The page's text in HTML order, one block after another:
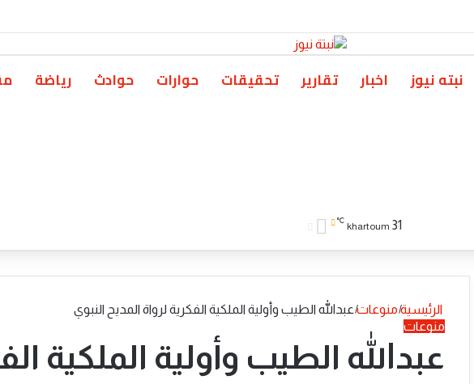
نبته نيوز اخبار تقارير تحقيقات حوارات حوادث رياضة
khartoum 31
℃
الرئيسية|منوعات|عبدالله الطيب وأولية الملكية الفكرية لرواة المديح النبوي
منوعات
عبدالله الطيب وأولية الملكية